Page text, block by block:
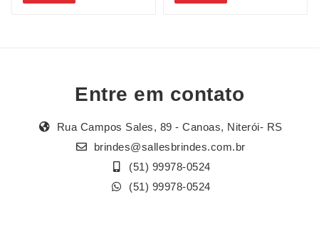
Entre em contato
Rua Campos Sales, 89 - Canoas, Niterói- RS
brindes@sallesbrindes.com.br
(51) 99978-0524
(51) 99978-0524